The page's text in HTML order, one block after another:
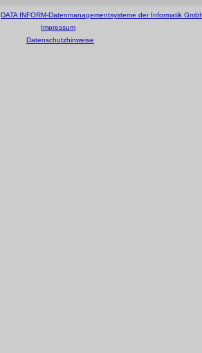
DATA INFORM-Datenmanagementsysteme der Informatik
Impressum
Datenschutzhinweise